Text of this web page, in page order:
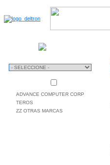
ADVANCE COMPUTER CORP
TEROS
ZZ OTRAS MARCAS